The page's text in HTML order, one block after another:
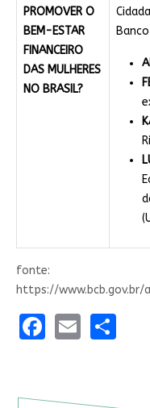
PROMOVER O
BEM-ESTAR
FINANCEIRO
DAS MULHERES
NO BRASIL?
fonte:
https://
Facebook
Email